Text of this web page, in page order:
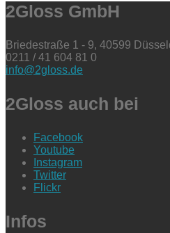
2Gloss GmbH
Briedestraße 1 - 9, 40599
0211 / 41 604 81 0
info@2gloss.de
2Gloss auch bei
Facebook
Youtube
Instagram
Twitter
Flickr
Infos